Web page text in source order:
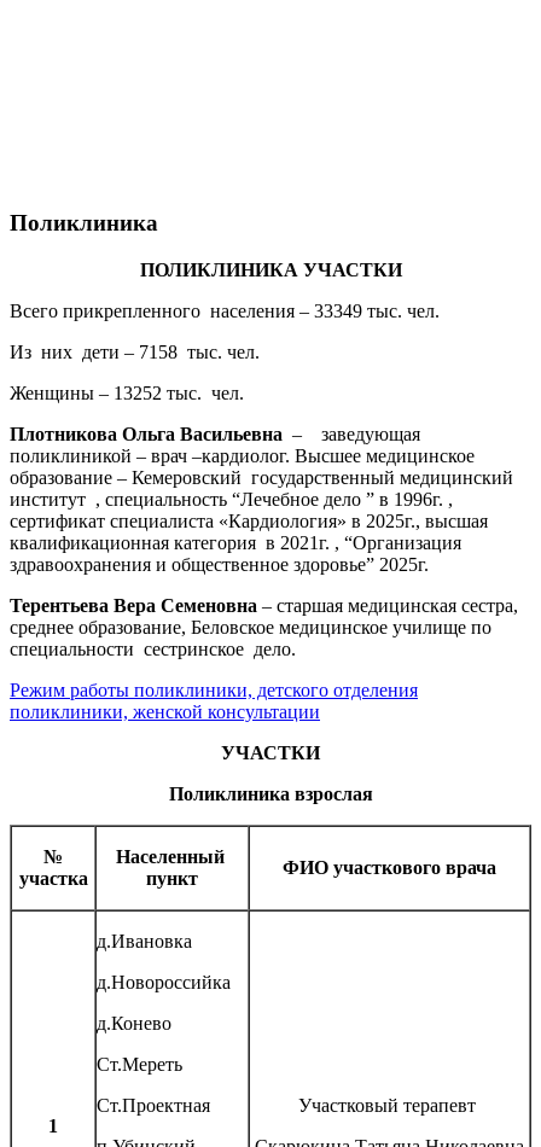
Поликлиника
ПОЛИКЛИНИКА УЧАСТКИ
Всего прикрепленного населения – 33349 тыс. чел.
Из них дети – 7158 тыс. чел.
Женщины – 13252 тыс. чел.
Плотникова Ольга Васильевна – заведующая
поликлиникой – врач –кардиолог. Высшее медицинское
образование – Кемеровский государственный медицинский
институт , специальность “Лечебное дело ” в 1996г. ,
сертификат специалиста «Кардиология» в 2025г., высшая
квалификационная категория в 2021г. , “Организация
здравоохранения и общественное здоровье” 2025г.
Терентьева Вера Семеновна – старшая медицинская сестра,
среднее образование, Беловское медицинское училище по
специальности сестринское дело.
Режим работы поликлиники, детского отделения
поликлиники, женской консультации
УЧАСТКИ
Поликлиника взрослая
№
участка
Населенный
пункт
ФИО участкового врача
1
д.Ивановка
д.Новороссийка
д.Конево
Ст.Мереть
Ст.Проектная
Участковый терапевт